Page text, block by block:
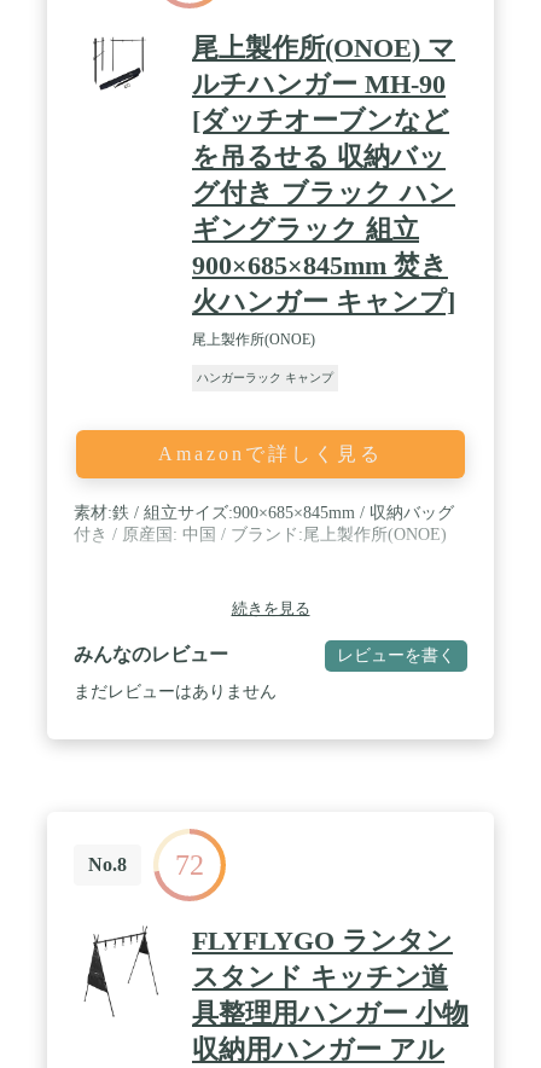
【機能性抜群】プラスチックのフックを４個も付属
して独立に取り出しや移動可能。キャンプやバーベ
キューなどのアウトドア活動の時に、ランタンはも
ちろん、アウトドアランプ、ピクニック用品、タオ
ルなどを掛けるのにお役に立てます。いざという
時、家庭用の洗濯物の物干しとしても使用できま
す。また、収納用ハンガーと物干しネットが付属し
て、食器、小物、雑貨などもきちんと収納できま
す。 / 【持ち運び便利】約44cmの専用の収納袋付
き、簡単に折り畳んで、バックパックのポーチに詰
めて保管出来ます。わずか746ｇで超軽量！収納や
持ち運びに便利、子供でも楽に持ち上げます。場所
を取らず小さく持ち運べるので、どんな場所にでも
持っていけるアイテムです。 / 【適用場所広い】キ
ャンプ、バーベキュー、登山、お釣り、テント泊な
どのアウトドア活動に様々な道具が散乱して整理が
簡単に整えてとても便利です。アウトドア活動など
尾上製作所(ONOE) マ
ルチハンガー MH-90
[ダッチオーブンなど
を吊るせる 収納バッ
グ付き ブラック ハン
ギングラック 組立
900×685×845mm 焚き
火ハンガー キャンプ]
尾上製作所(ONOE)
ハンガーラック キャンプ
Amazonで詳しく見る
素材:鉄 / 組立サイズ:900×685×845mm / 収納バッグ
付き / 原産国: 中国 / ブランド:尾上製作所(ONOE)
続きを見る
みんなのレビュー レビューを書く
まだレビューはありません
No.8 72
FLYFLYGO ランタン
スタンド キッチン道
具整理用ハンガー 小物
収納用ハンガー アル